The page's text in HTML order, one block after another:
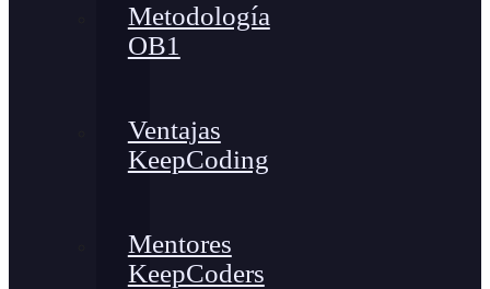
Metodología
OB1
Ventajas
KeepCoding
Mentores
KeepCoders